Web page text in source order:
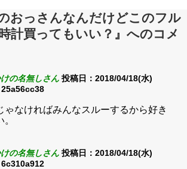
おっさんなんだけどこのフル
計買ってもいい？』へのコメ
の名無しさん 投稿日：2018/04/18(水)
25a56cc38
ゃなければみんなスルーするから好き
の名無しさん 投稿日：2018/04/18(水)
6c310a912